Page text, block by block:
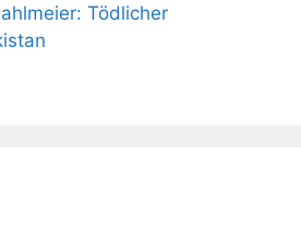
Tödlicher